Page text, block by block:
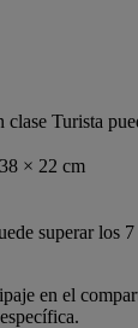
clase Turista
× 22 cm
superar los
en el